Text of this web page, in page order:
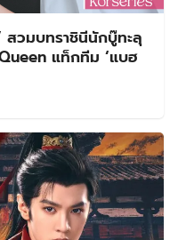
สวมบทราชินีนักบู๊ทะลุ
แท็กทีม ‘แบฮ